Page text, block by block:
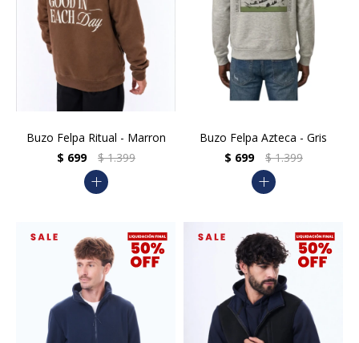
Buzo Felpa Ritual - Marron
$ 699 $ 1.399
add
Buzo Felpa Azteca - Gris
$ 699 $ 1.399
add